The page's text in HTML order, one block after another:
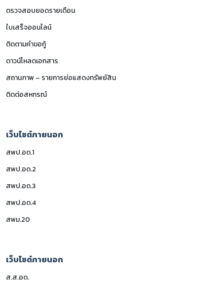
ตรวจสอบยอดรายเดือน
ใบเสร็จออนไลน์
ติดตามคำขอกู้
ดาวน์โหลดเอกสาร
สถานภาพ – รายการย่อแสดงทรัพย์สิน
ติดต่อสหกรณ์
เว็บไซต์ภายนอก
สพป.อด.1
สพป.อด.2
สพป.อด.3
สพป.อด.4
สพม.20
เว็บไซต์ภายนอก
ส.ส.อด.